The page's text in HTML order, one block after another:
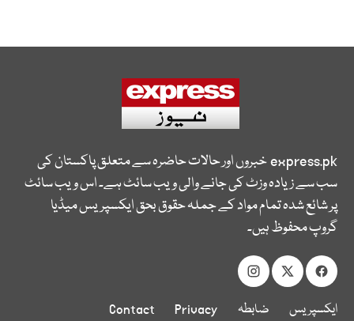
express.pkخبروں اور حالات حاضرہ سے متعلق پاکستان کی
سب سے زیادہ وزٹ کی جانے والی ویب سائٹ ہے۔ اس ویب سائٹ
پر شائع شدہ تمام مواد کے جملہ حقوق بحق ایکسپریس میڈیا
گروپ محفوظ ہیں۔
ایکسپریس
ضابطہ
Privacy
Contact